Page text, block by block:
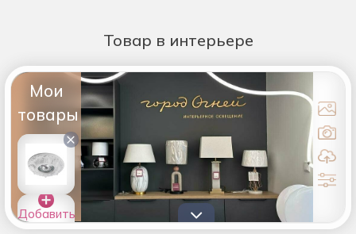
Товар в интерьере
Мои
товары
×
Добавить
товары в